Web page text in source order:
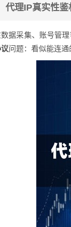
代理IP真实性鉴
据采集、账号管
问题：看似能连